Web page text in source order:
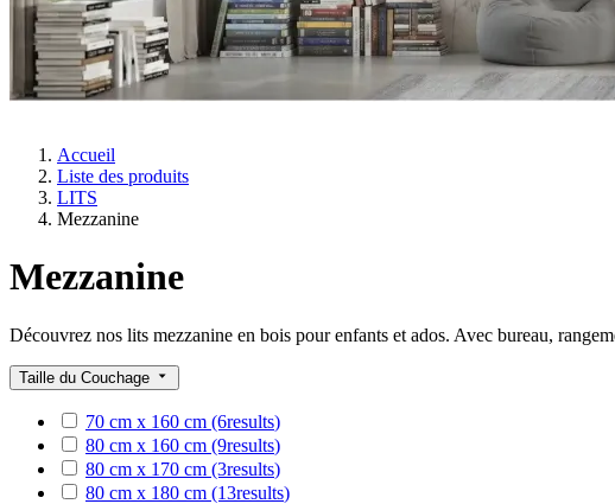
Accueil
Liste des produits
LITS
Mezzanine
Mezzanine
Découvrez nos lits mezzanine en bois pour enfants et ados. Avec bureau,
Taille du Couchage
70 cm x 160 cm (6results)
80 cm x 160 cm (9results)
80 cm x 170 cm (3results)
80 cm x 180 cm (13results)